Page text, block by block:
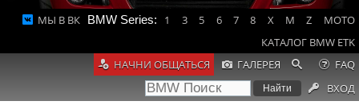
МЫ В ВК BMW Series: 1 3 5 6 7 8 X M Z
MOTO
КАТАЛОГ BMW ETK
НАЧНИ ОБЩАТЬСЯ
ГАЛЕРЕЯ
FAQ
ВХОД